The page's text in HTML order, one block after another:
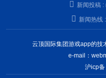
新闻投稿 :
新闻热线
云顶国际集团游戏app的技
e-mail：
沪icp